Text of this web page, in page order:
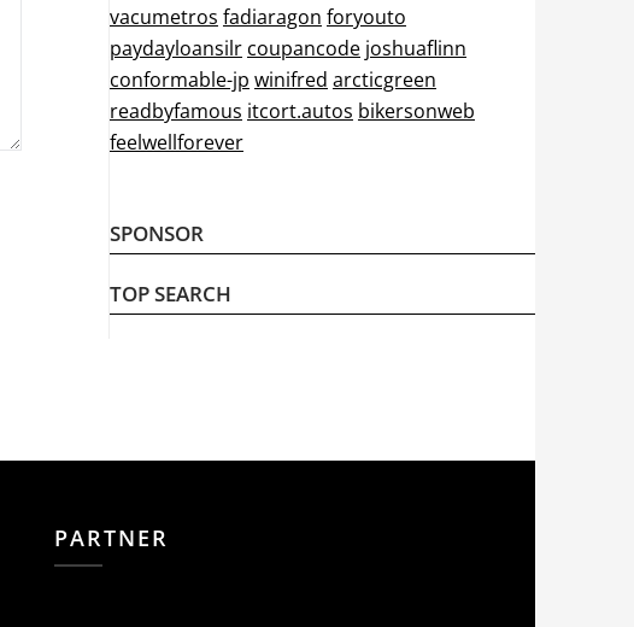
vacumetros fadiaragon foryouto
paydayloansilr coupancode joshuaflinn
conformable-jp winifred arcticgreen
readbyfamous itcort.autos bikersonweb
feelwellforever
SPONSOR
TOP SEARCH
PARTNER